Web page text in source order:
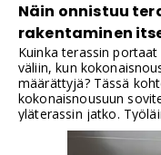
Näin onnistuu
rakentaminen
Kuinka terassin
väliin, kun
määrättyjä? Tässä
kokonaisnousuun
yläterassin jatko.
kulman löytäminen.
joten loput voitiin